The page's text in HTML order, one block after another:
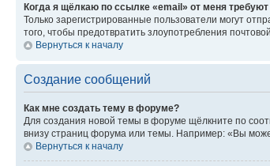
Когда я щёлкаю по ссылке «email» от меня
Только зарегистрированные пользователи могут
того, чтобы предотвратить злоупотребления
Вернуться к началу
Создание сообщений
Как мне создать тему в форуме?
Для создания новой темы в форуме щёлкните по
внизу страниц форума или темы. Например: «Вы
Вернуться к началу